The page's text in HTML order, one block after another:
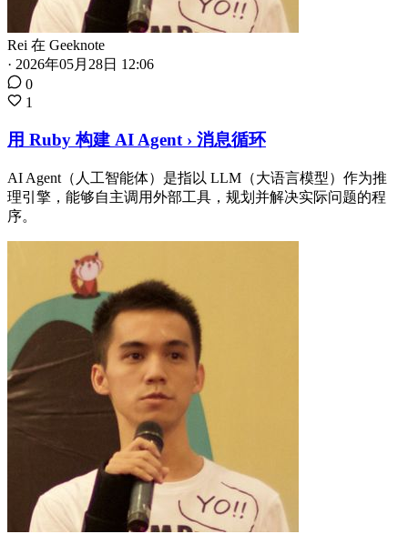
Rei 在 Geeknote
· 2026年05月28日 12:06
0
1
用 Ruby 构建 AI Agent › 消息循环
AI Agent（人工智能体）是指以 LLM（大语言模型）作为推
理引擎，能够自主调用外部工具，规划并解决实际问题的程
序。